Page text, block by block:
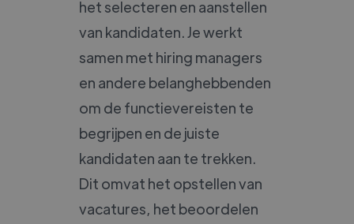
het selecteren en aanstellen
van kandidaten. Je werkt
samen met hiring managers
en andere belanghebbenden
om de functievereisten te
begrijpen en de juiste
kandidaten aan te trekken.
Dit omvat het opstellen van
vacatures, het beoordelen